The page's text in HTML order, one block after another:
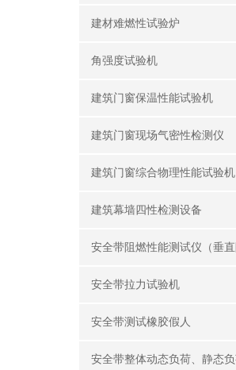
建材难燃性试验炉
角强度试验机
建筑门窗保温性能试验机
建筑门窗现场气密性检测仪
建筑门窗综合物理性能试验机
建筑幕墙四性检测设备
安全带拉力试验机
安全带测试橡胶假人